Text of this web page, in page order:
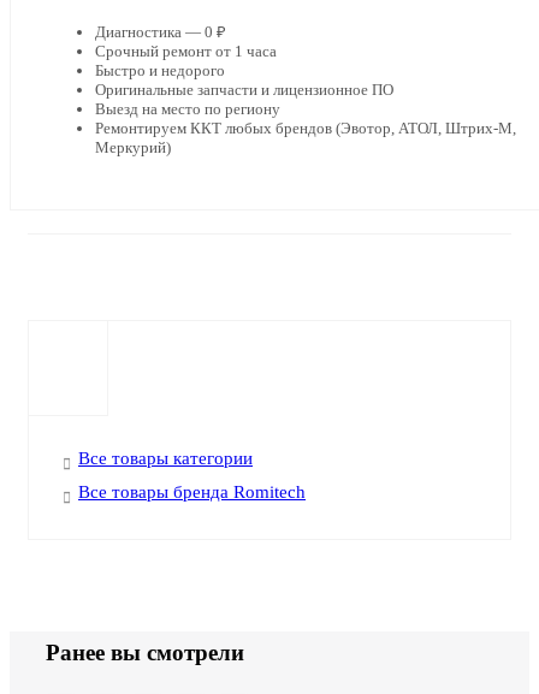
Диагностика — 0 ₽
Срочный ремонт от 1 часа
Быстро и недорого
Оригинальные запчасти и лицензионное ПО
Выезд на место по региону
Ремонтируем ККТ любых брендов (Эвотор, АТОЛ, Штрих-М,
Меркурий)
Все товары категории
Все товары бренда Romitech
Ранее вы смотрели